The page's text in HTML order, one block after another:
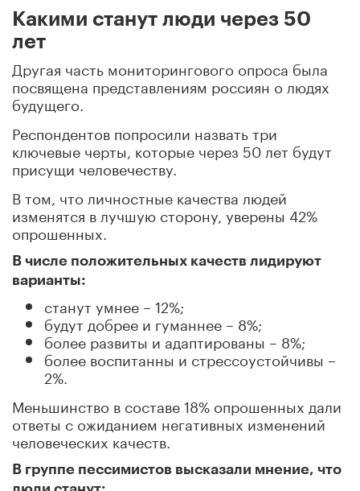
Какими станут люди через 50
лет
Другая часть мониторингового опроса была
посвящена представлениям россиян о людях
будущего.
Респондентов попросили назвать три
ключевые черты, которые через 50 лет будут
присущи человечеству.
В том, что личностные качества людей
изменятся в лучшую сторону, уверены 42%
опрошенных.
В числе положительных качеств лидируют
варианты:
станут умнее – 12%;
будут добрее и гуманнее – 8%;
более развиты и адаптированы – 8%;
более воспитанны и стрессоустойчивы –
2%.
Меньшинство в составе 18% опрошенных дали
ответы с ожиданием негативных изменений
человеческих качеств.
В группе пессимистов высказали мнение, что